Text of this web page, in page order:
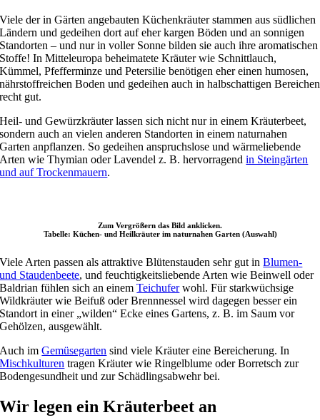
Viele der in Gärten angebauten Küchenkräuter stammen aus südlichen
Ländern und gedeihen dort auf eher kargen Böden und an sonnigen
Standorten – und nur in voller Sonne bilden sie auch ihre aromatischen
Stoffe! In Mitteleuropa beheimatete Kräuter wie Schnittlauch,
Kümmel, Pfefferminze und Petersilie benötigen eher einen humosen,
nährstoffreichen Boden und gedeihen auch in halbschattigen Bereichen
recht gut.
Heil- und Gewürzkräuter lassen sich nicht nur in einem Kräuterbeet,
sondern auch an vielen anderen Standorten in einem naturnahen
Garten anpflanzen. So gedeihen anspruchslose und wärmeliebende
Arten wie Thymian oder Lavendel z. B. hervorragendin Steingärten
und auf Trockenmauern.
Zum Vergrößern das Bild anklicken.
Tabelle: Küchen- und Heilkräuter im naturnahen Garten (Auswahl)
Viele Arten passen als attraktive Blütenstauden sehr gut inBlumen-
und Staudenbeete, und feuchtigkeitsliebende Arten wie Beinwell oder
Baldrian fühlen sich an einemTeichuferwohl. Für starkwüchsige
Wildkräuter wie Beifuß oder Brennnessel wird dagegen besser ein
Standort in einer „wilden“ Ecke eines Gartens, z. B. im Saum vor
Gehölzen, ausgewählt.
Auch imGemüsegarten sind viele Kräuter eine Bereicherung. In
Mischkulturen tragen Kräuter wie Ringelblume oder Borretsch zur
Bodengesundheit und zur Schädlingsabwehr bei.
Wir legen ein Kräuterbeet an